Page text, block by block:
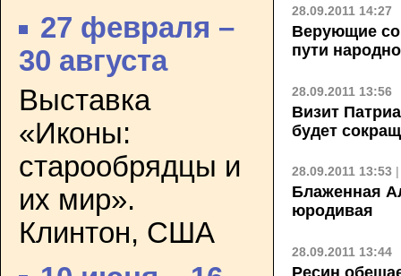
27 февраля –
30 августа
Выставка
«Иконы:
старообрядцы и
их мир».
Клинтон, США
28.09.2011 14:27
Верующие
пути
28.09.2011 13:56
Визит
будет
28.09.2011 13:53
Блаженная
юродивая
28.09.2011 13:44
Ресин